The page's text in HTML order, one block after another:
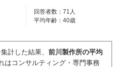
0件
新卒採用面接・選考
1件
回答者数：71 人
平均年齢：40歳
計した結果、 前川製作所の平均
はコンサルティング・専門事務